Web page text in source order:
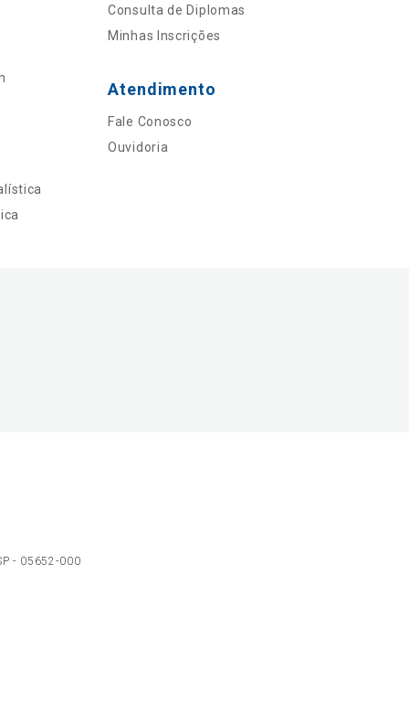
Consulta de Diplomas
Minhas Inscrições
Atendimento
Fale Conosco
Ouvidoria
- 05652-000